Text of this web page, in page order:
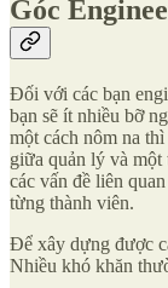
Góc
Đối với các bạn
bạn sẽ ít nhiều bỡ
một cách nôm na
giữa quản lý và một
các vấn đề liên
từng thành viên.
Để xây dựng được
Nhiều khó khăn